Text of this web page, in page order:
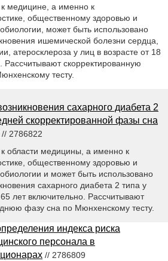
к медицине, а именно к
общественному здоровью и
может быть использовано
ишемической болезни сердца,
атеросклероза у лиц в возрасте от 18
Рассчитывают скорректированную
тесту.
сахарного диабета 2
скорректированной фазы сна
// 2786822
области медицины, а именно к
общественному здоровью и
и может быть использовано
сахарного диабета 2 типа у
лет включительно. Рассчитывают
фазу сна по Мюнхенскому тесту.
индекса риска
персонала в
// 2786809